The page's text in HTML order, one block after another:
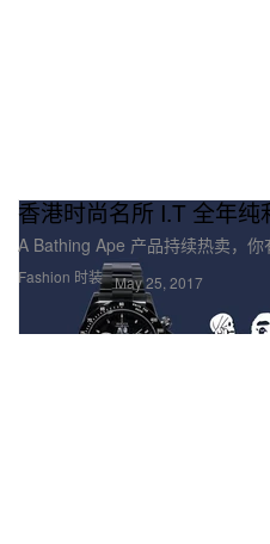
Fashion 时装
香港时尚名所 I.T 全年
A Bathing Ape 产品持续热卖，你
May 25, 2017